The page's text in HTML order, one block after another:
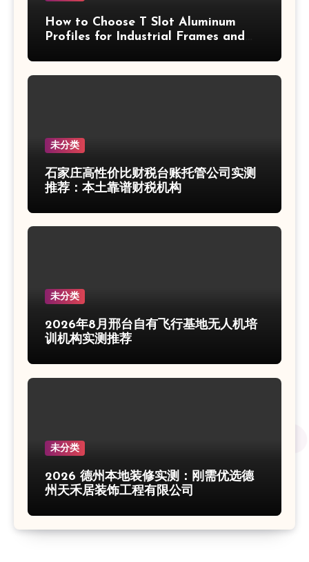
How to Choose T Slot Aluminum
Profiles for Industrial Frames and
未分类
石家庄高性价比财税台账托管公司实测
推荐：本土靠谱财税机构
未分类
2026年8月邢台自有飞行基地无人机培
训机构实测推荐
未分类
2026 德州本地装修实测：刚需优选德
州天禾居装饰工程有限公司